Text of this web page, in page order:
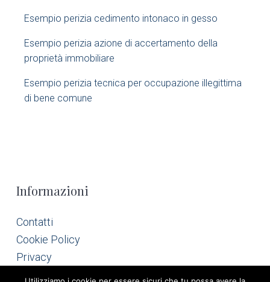
a
Esempio perizia cedimento intonaco in gesso
Esempio perizia azione di accertamento della
proprietà immobiliare​
Esempio perizia tecnica per occupazione illegittima
di bene comune​
t
Informazioni
Contatti
Cookie Policy
Privacy